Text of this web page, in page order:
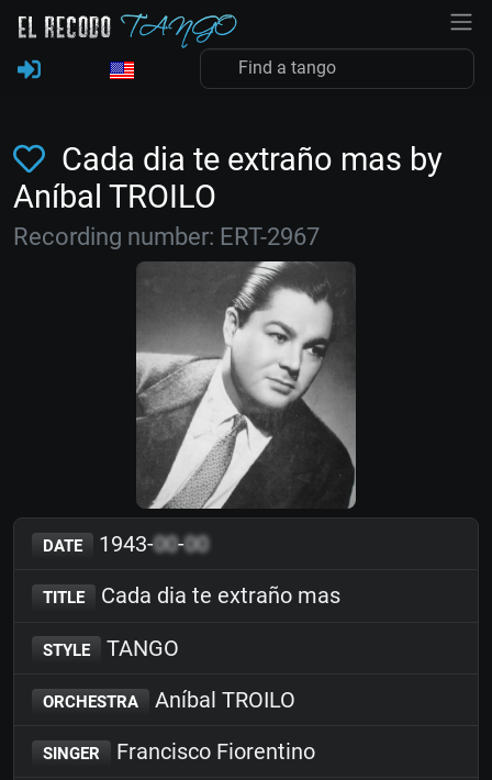
Cada dia te extraño mas by
Aníbal TROILO
Recording number: ERT-2967
DATE 1943-00-00
TITLE Cada dia te extraño mas
STYLE TANGO
ORCHESTRA Aníbal TROILO
SINGER Francisco Fiorentino